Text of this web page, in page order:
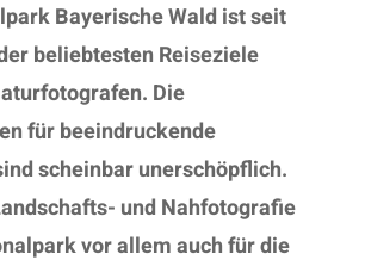
Bayerische Wald ist seit
beliebtesten Reiseziele
Die
für beeindruckende
scheinbar unerschöpflich.
und Nahfotografie
vor allem auch für die